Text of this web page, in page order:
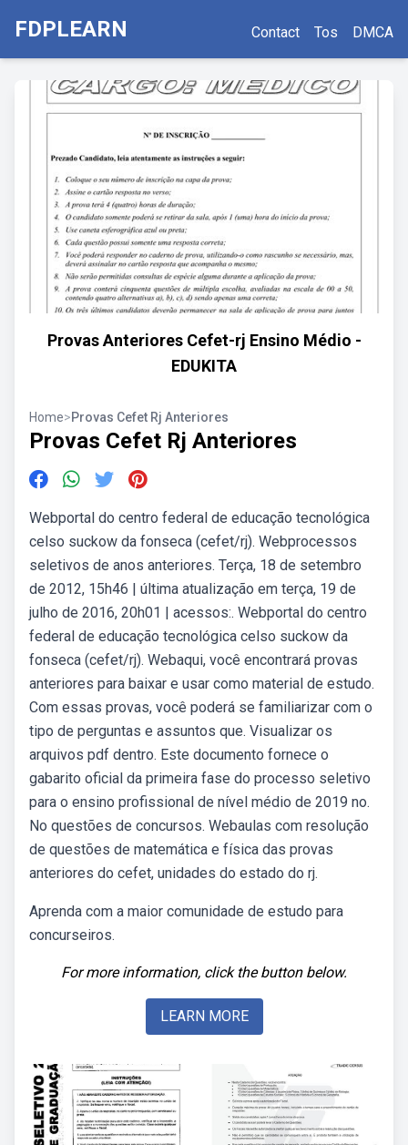
FDPLEARN Contact Tos DMCA
Provas Anteriores Cefet-rj Ensino Médio -
EDUKITA
Home>Provas Cefet Rj Anteriores
Provas Cefet Rj Anteriores
Webportal do centro federal de educação tecnológica
celso suckow da fonseca (cefet/rj). Webprocessos
seletivos de anos anteriores. Terça, 18 de setembro
de 2012, 15h46 | última atualização em terça, 19 de
julho de 2016, 20h01 | acessos:. Webportal do centro
federal de educação tecnológica celso suckow da
fonseca (cefet/rj). Webaqui, você encontrará provas
anteriores para baixar e usar como material de estudo.
Com essas provas, você poderá se familiarizar com o
tipo de perguntas e assuntos que. Visualizar os
arquivos pdf dentro. Este documento fornece o
gabarito oficial da primeira fase do processo seletivo
para o ensino profissional de nível médio de 2019 no.
No questões de concursos. Webaulas com resolução
de questões de matemática e física das provas
anteriores do cefet, unidades do estado do rj.
Aprenda com a maior comunidade de estudo para
concurseiros.
For more information, click the button below.
LEARN MORE